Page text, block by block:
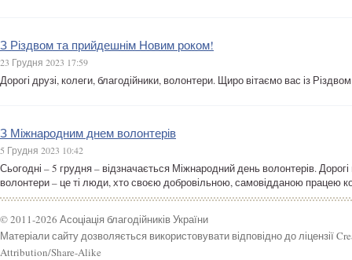
З Різдвом та прийдешнім Новим роком!
23 Грудня 2023 17:59
Дорогі друзі, колеги, благодійники, волонтери. Щиро вітаємо вас із
З Міжнародним днем волонтерів
5 Грудня 2023 10:42
Сьогодні – 5 грудня – відзначається Міжнародний день волонтерів.
волонтери – це ті люди, хто своєю добровільною, самовідданою працею
© 2011-2026 Асоціація благодійників України
Матеріали сайту дозволяється використовувати відповідно до ліцензії
Attribution/Share-Alike